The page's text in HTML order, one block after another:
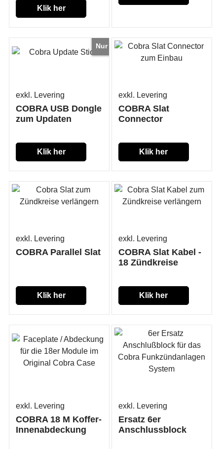
Klik her
Nur
exkl. Levering
COBRA USB Dongle
zum Updaten
Klik her
exkl. Levering
COBRA Slat
Connector
Klik her
exkl. Levering
COBRA Parallel Slat
Klik her
exkl. Levering
COBRA Slat Kabel -
18 Zündkreise
Klik her
exkl. Levering
COBRA 18 M Koffer-
Innenabdeckung
exkl. Levering
Ersatz 6er
Anschlussblock